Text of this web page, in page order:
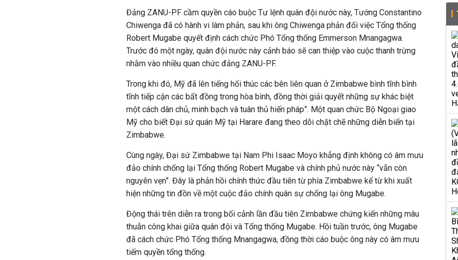
Đảng ZANU-PF cầm quyền cáo buộc Tư lệnh quân đội nước này, Tướng Constantino
Chiwenga đã có hành vi làm phản, sau khi ông Chiwenga phản đối việc Tổng thống
Robert Mugabe quyết định cách chức Phó Tổng thống Emmerson Mnangagwa.
Trước đó một ngày, quân đội nước này cảnh báo sẽ can thiệp vào cuộc thanh trừng
nhằm vào nhiều quan chức đảng ZANU-PF.
Trong khi đó, Mỹ đã lên tiếng hối thúc các bên liên quan ở Zimbabwe bình tĩnh bình
tĩnh tiếp cận các bất đồng trong hòa bình, đồng thời giải quyết những sự khác biệt
một cách dân chủ, minh bạch và tuân thủ hiến pháp”. Một quan chức Bộ Ngoại giao
Mỹ cho biết Đại sứ quán Mỹ tại Harare đang theo dõi chặt chẽ những diễn biến tại
Zimbabwe.
Cùng ngày, Đại sứ Zimbabwe tại Nam Phi Isaac Moyo khẳng định không có âm mưu
đảo chính chống lại Tổng thống Robert Mugabe và chính phủ nước này “vẫn còn
nguyên vẹn”. Đây là phản hồi chính thức đầu tiên từ phía Zimbabwe kể từ khi xuất
hiện những tin đồn về một cuộc đảo chính quân sự chống lại ông Mugabe.
Động thái trên diễn ra trong bối cảnh lần đầu tiên Zimbabwe chứng kiến những mâu
thuẫn công khai giữa quân đội và Tổng thống Mugabe. Hồi tuần trước, ông Mugabe
đã cách chức Phó Tổng thống Mnangagwa, đồng thời cáo buộc ông này có âm mưu
tiếm quyền tổng thống.